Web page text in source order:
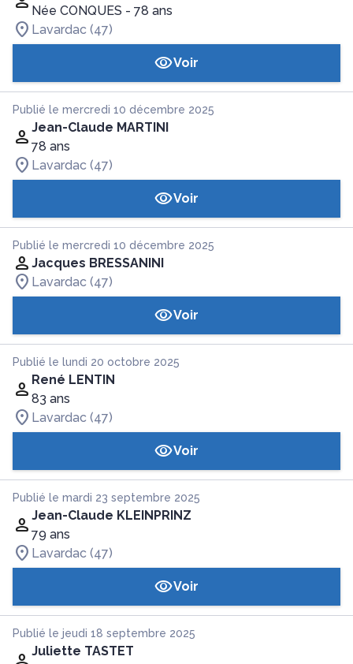
Née CONQUES - 78 ans
Lavardac (47)
Voir
Publié le mercredi 10 décembre 2025
Jean-Claude MARTINI
78 ans
Lavardac (47)
Voir
Publié le mercredi 10 décembre 2025
Jacques BRESSANINI
Lavardac (47)
Voir
Publié le lundi 20 octobre 2025
René LENTIN
83 ans
Lavardac (47)
Voir
Publié le mardi 23 septembre 2025
Jean-Claude KLEINPRINZ
79 ans
Lavardac (47)
Voir
Publié le jeudi 18 septembre 2025
Juliette TASTET